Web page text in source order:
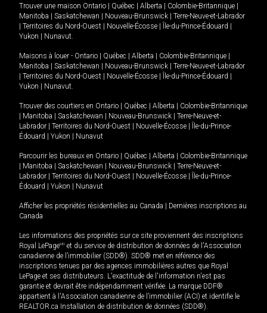
Trouver une maison Ontario | Québec | Alberta | Colombie-Britannique |
Manitoba | Saskatchewan | Nouveau-Brunswick | Terre-Neuve-et-Labrador
| Territoires du Nord-Ouest | Nouvelle-Écosse | Île-du-Prince-Édouard |
Yukon | Nunavut
Maisons à louer - Ontario | Québec | Alberta | Colombie-Britannique |
Manitoba | Saskatchewan | Nouveau-Brunswick | Terre-Neuve-et-Labrador
| Territoires du Nord-Ouest | Nouvelle-Écosse | Île-du-Prince-Édouard |
Yukon | Nunavut
Trouver des courtiers en Ontario | Québec | Alberta | Colombie-Britannique
| Manitoba | Saskatchewan | Nouveau-Brunswick | Terre-Neuve-et-
Labrador | Territoires du Nord-Ouest | Nouvelle-Écosse | Île-du-Prince-
Édouard | Yukon | Nunavut
Parcourir les bureaux en Ontario | Québec | Alberta | Colombie-Britannique
| Manitoba | Saskatchewan | Nouveau-Brunswick | Terre-Neuve-et-
Labrador | Territoires du Nord-Ouest | Nouvelle-Écosse | Île-du-Prince-
Édouard | Yukon | Nunavut
Afficher les propriétés résidentielles au Canada | Dernières inscriptions au
Canada
Les informations des propriétés sur ce site proviennent des inscriptions
Royal LePageMD et du service de distribution de données de l'Association
canadienne de l’immobilier (SDD®). SDD® met en référence des
inscriptions tenues par des agences immobilières autres que Royal
LePage et ses distributeurs. L'exactitude de l'information n'est pas
garantie et devrait être indépendamment vérifiée. La marque DDF®
appartient à l'Association canadienne de l’immobilier (ACI) et identifie le
REALTOR.ca Installation de distribution de données (SDD®).